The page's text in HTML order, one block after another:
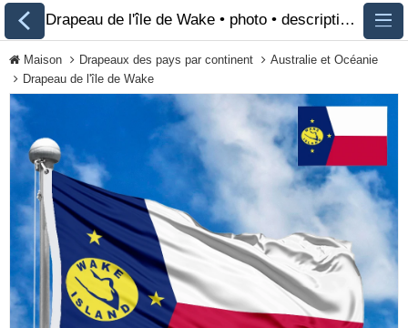
Tous les drapeaux
Drapeaux des pays
par continent
Drapeaux des
organisations
Drapeau de l'île de Wake • photo • description 🏁 FlagsSite.com
Maison Drapeaux des pays par continent
Australie et Océanie
Drapeau de l'île de Wake